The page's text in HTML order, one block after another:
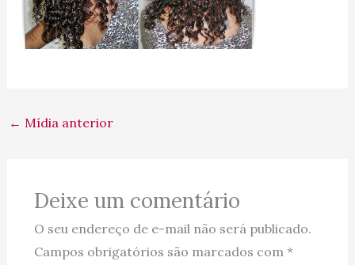
← Mídia anterior
Deixe um comentário
O seu endereço de e-mail não será publicado.
Campos obrigatórios são marcados com *